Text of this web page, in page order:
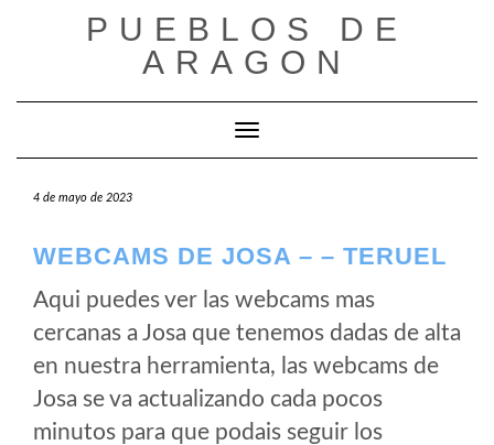
PUEBLOS DE
ARAGON
Cambiar modo de navegación
4 de mayo de 2023
WEBCAMS DE JOSA – – TERUEL
Aqui puedes ver las webcams mas
cercanas a Josa que tenemos dadas de alta
en nuestra herramienta, las webcams de
Josa se va actualizando cada pocos
minutos para que podais seguir los